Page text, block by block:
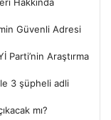
Güvenli Adresi
Parti’nin Araştırma
3 şüpheli adli
mı?